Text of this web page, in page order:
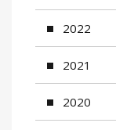
2022
2021
2020